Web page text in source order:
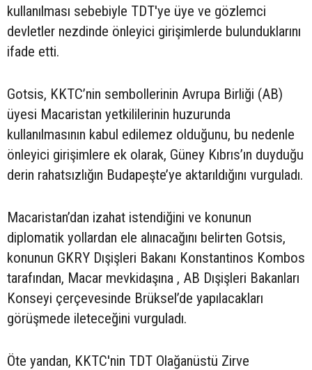
kullanılması sebebiyle TDT'ye üye ve gözlemci
devletler nezdinde önleyici girişimlerde bulunduklarını
ifade etti.
Gotsis, KKTC’nin sembollerinin Avrupa Birliği (AB)
üyesi Macaristan yetkililerinin huzurunda
kullanılmasının kabul edilemez olduğunu, bu nedenle
önleyici girişimlere ek olarak, Güney Kıbrıs’ın duyduğu
derin rahatsızlığın Budapeşte’ye aktarıldığını vurguladı.
Macaristan’dan izahat istendiğini ve konunun
diplomatik yollardan ele alınacağını belirten Gotsis,
konunun GKRY Dışişleri Bakanı Konstantinos Kombos
tarafından, Macar mevkidaşına , AB Dışişleri Bakanları
Konseyi çerçevesinde Brüksel’de yapılacakları
görüşmede ileteceğini vurguladı.
Öte yandan, KKTC'nin TDT Olağanüstü Zirve